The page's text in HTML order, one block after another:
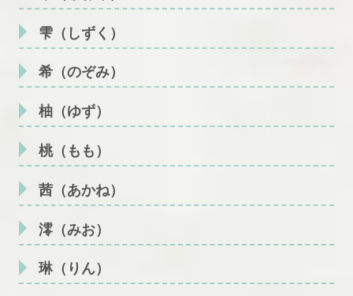
雫（しずく）
希（のぞみ）
柚（ゆず）
桃（もも）
茜（あかね）
澪（みお）
琳（りん）